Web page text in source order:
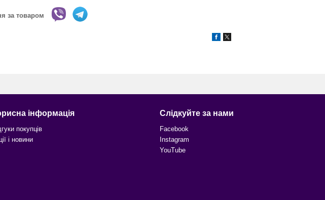
за товаром
інформація
покупців
і новини
Слідкуйте за нами
Facebook
Instagram
YouTube